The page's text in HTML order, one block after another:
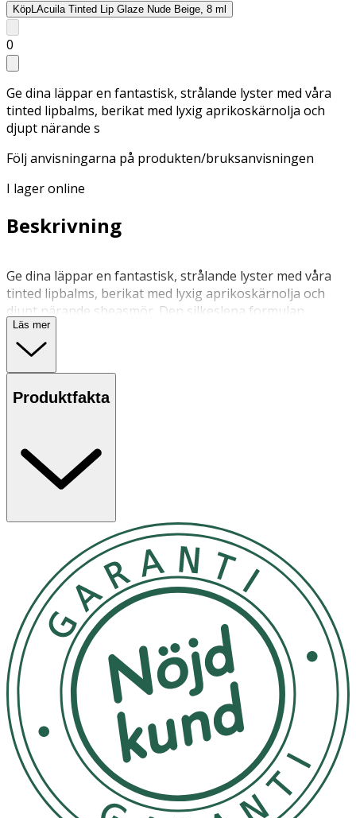
KöpLAcuila Tinted Lip Glaze Nude Beige, 8 ml
0
Ge dina läppar en fantastisk, strålande lyster med våra
tinted lipbalms, berikat med lyxig aprikoskärnolja och
djupt närande s
Följ anvisningarna på produkten/bruksanvisningen
I lager online
Beskrivning
Ge dina läppar en fantastisk, strålande lyster med våra
tinted lipbalms, berikat med lyxig aprikoskärnolja och
djupt närande sheasmör. Den silkeslena formulan,
berikad med ceramider, stärker och skyddar din naturliga
lipidbarriär samtidigt som den ger dina läppar en
Skäm bort dina sinnen med den söta doften av karamell
med denna veganska, doftande formula för en verkligen
Smörj in läpparna med ett tunt lager och repetera så ofta
du behöver.
Förvaras i rumstemperatur.
OK för gravida och ammande:
Ingredienser:
Hydrogenated Polyisobutene, Diisostearyl Malate,
Caprylic/Capric Triglyceride, Hydrogenated Vegetable Oil,
Behenyl Alcohol, Butyrospermum Parkii Butter, Prunus
Armeniaca Kernel Oil, Tocopheryl Acetate, Aroma, Glycine
Soja Oil, Ceramide NP, CI 77491, CI 77492, CI 77499, MICA,
Vanillin, Tocopherol, CI 77891, Beta-Sitosterol, Squalene
Läs mer
Produktfakta